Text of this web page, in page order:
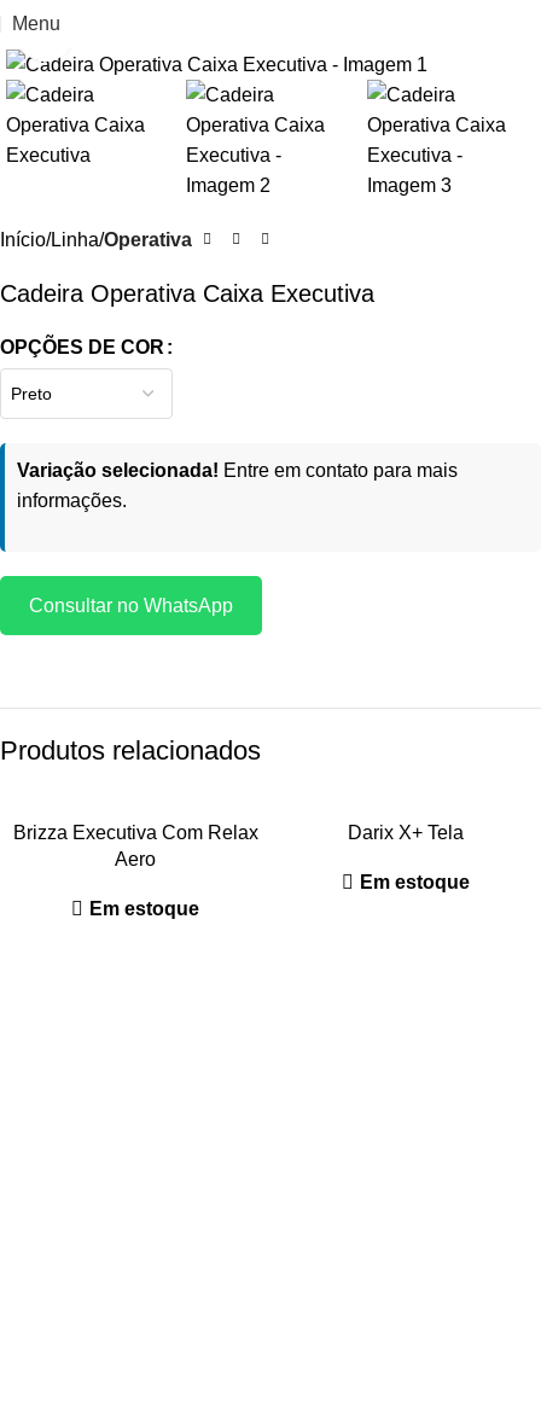
Menu
Início Linha Operativa
Cadeira Operativa Caixa Executiva
OPÇÕES DE COR
Variação selecionada! Entre em contato para mais
informações.
Consultar no WhatsApp
Produtos relacionados
Brizza Executiva Com Relax
Aero
Em estoque
Darix X+ Tela
Em estoque